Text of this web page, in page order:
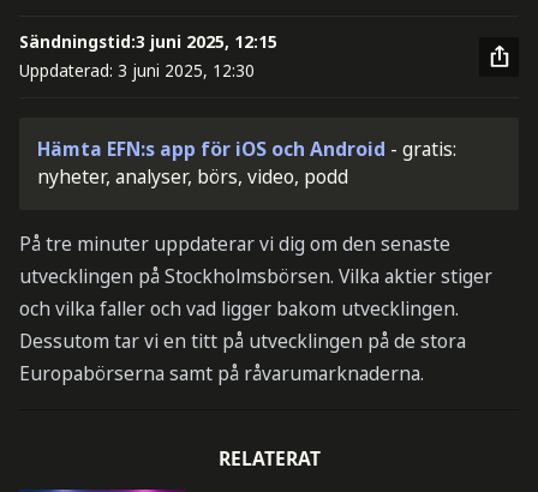
Sändningstid:3 juni 2025, 12:15
Uppdaterad: 3 juni 2025, 12:30
Hämta EFN:s app för iOS och Android - gratis:
nyheter, analyser, börs, video, podd
På tre minuter uppdaterar vi dig om den senaste
utvecklingen på Stockholmsbörsen. Vilka aktier stiger
och vilka faller och vad ligger bakom utvecklingen.
Dessutom tar vi en titt på utvecklingen på de stora
Europabörserna samt på råvarumarknaderna.
RELATERAT